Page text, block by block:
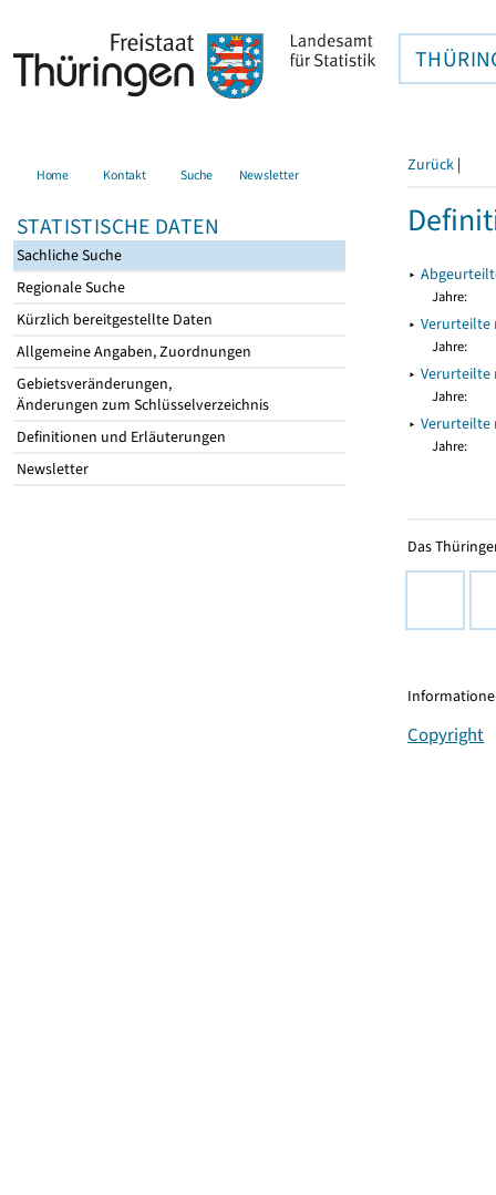
Home Kontakt Suche Newsletter
STATISTISCHE DATEN
Sachliche Suche
Regionale Suche
Kürzlich bereitgestellte Daten
Allgemeine Angaben, Zuordnungen
Gebietsveränderungen,
Änderungen zum Schlüsselverzeichnis
Definitionen und Erläuterungen
Newsletter
Zurück |
▸
Jahre:
▸ Verurteilte
Jahre:
▸ Verurteilte
Jahre:
▸ Verurteilte
Jahre:
Das
Copyright